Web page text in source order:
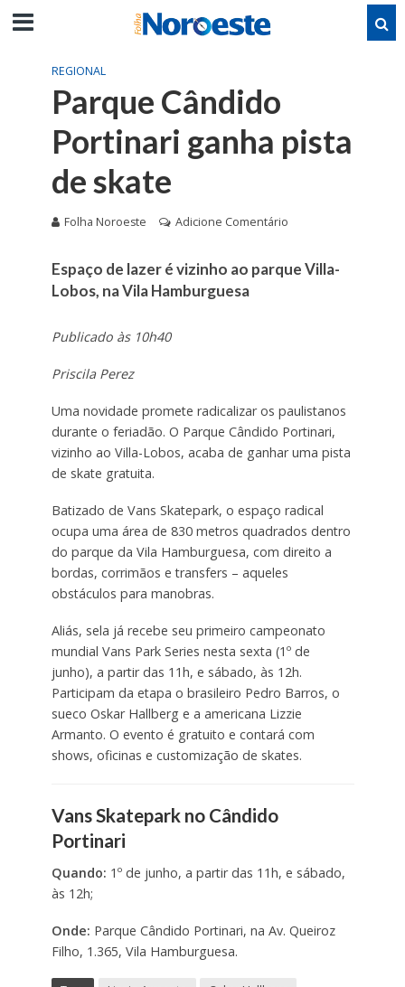
REGIONAL
Parque Cândido
Portinari ganha pista
de skate
Folha Noroeste Adicione Comentário
Espaço de lazer é vizinho ao parque Villa-
Lobos, na Vila Hamburguesa
Publicado às 10h40
Priscila Perez
Uma novidade promete radicalizar os paulistanos
durante o feriadão. O Parque Cândido Portinari,
vizinho ao Villa-Lobos, acaba de ganhar uma pista
de skate gratuita.
Batizado de Vans Skatepark, o espaço radical
ocupa uma área de 830 metros quadrados dentro
do parque da Vila Hamburguesa, com direito a
bordas, corrimãos e transfers – aqueles
obstáculos para manobras.
Aliás, sela já recebe seu primeiro campeonato
mundial Vans Park Series nesta sexta (1º de
junho), a partir das 11h, e sábado, às 12h.
Participam da etapa o brasileiro Pedro Barros, o
sueco Oskar Hallberg e a americana Lizzie
Armanto. O evento é gratuito e contará com
shows, oficinas e customização de skates.
Vans Skatepark no Cândido
Portinari
Quando: 1º de junho, a partir das 11h, e sábado,
às 12h;
Onde: Parque Cândido Portinari, na Av. Queiroz
Filho, 1.365, Vila Hamburguesa.